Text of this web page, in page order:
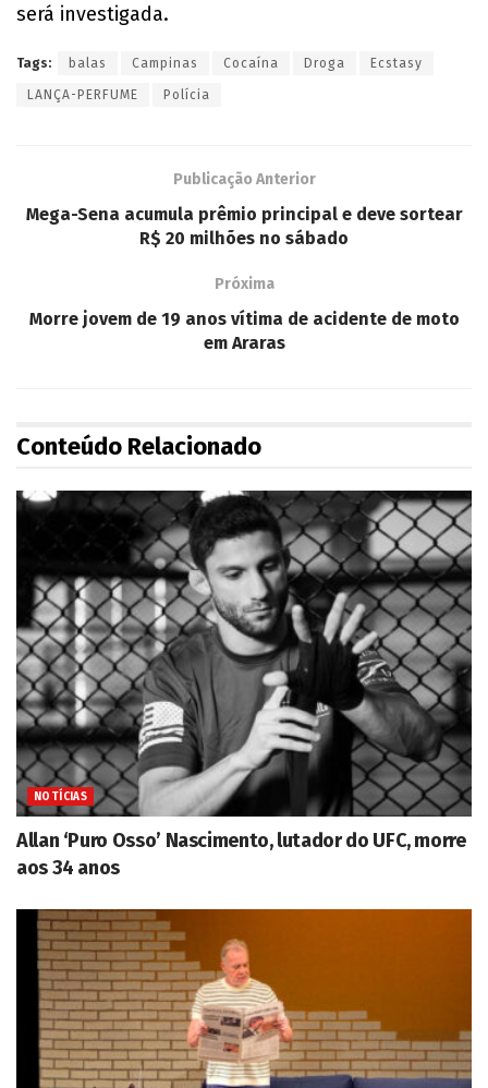
será investigada.
Tags: balas Campinas Cocaína Droga Ecstasy
LANÇA-PERFUME Polícia
Publicação Anterior
Mega-Sena acumula prêmio principal e deve sortear
R$ 20 milhões no sábado
Próxima
Morre jovem de 19 anos vítima de acidente de moto
em Araras
Conteúdo Relacionado
NOTÍCIAS
Allan ‘Puro Osso’ Nascimento, lutador do UFC, morre
aos 34 anos